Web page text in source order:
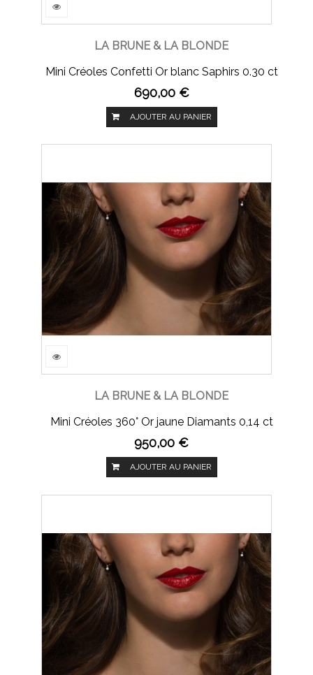
LA BRUNE & LA BLONDE
Mini Créoles Confetti Or blanc Saphirs 0.30 ct
690,00 €
AJOUTER AU PANIER
LA BRUNE & LA BLONDE
Mini Créoles 360° Or jaune Diamants 0,14 ct
950,00 €
AJOUTER AU PANIER